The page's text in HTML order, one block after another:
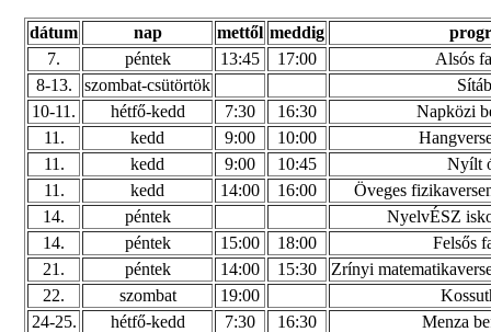
dátum nap mettől meddig
7.
péntek 13:45 17:00
Alsós
8-13.
szombat-csütörtök
10-11.
hétfő-kedd 7:30 16:30
Napközi
11.
kedd 9:00 10:00
11.
kedd 9:00 10:45
Nyílt
11.
kedd 14:00 16:00
Öveges
14.
péntek
NyelvÉSZ
14.
péntek 15:00 18:00
Felsős
21.
péntek 14:00 15:30
Zrínyi
22.
szombat 19:00
24-25.
hétfő-kedd 7:30 16:30
Menza